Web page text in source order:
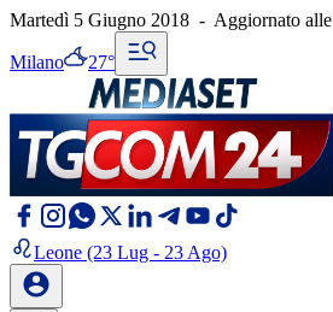
Martedì 5 Giugno 2018 - Aggiornato alle
Milano 27°
Leone (23 Lug - 23 Ago)